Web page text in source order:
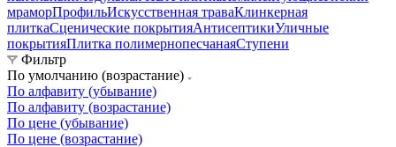
мраморПрофильИскусственная траваКлинкерная
плиткаСценические покрытияАнтисептикиУличные
покрытияПлитка полимернопесчанаяСтупени
Фильтр
По умолчанию (возрастание)
По алфавиту (убывание)
По алфавиту (возрастание)
По цене (убывание)
По цене (возрастание)